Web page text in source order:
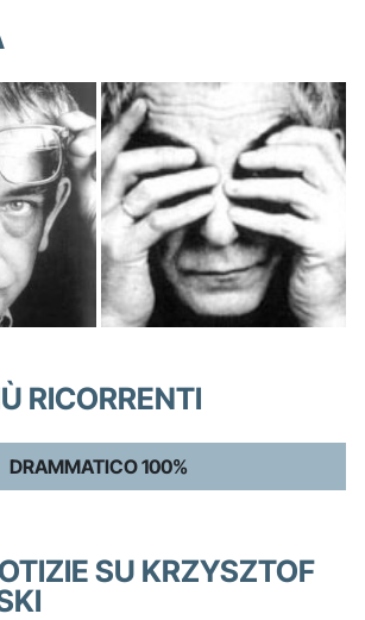
RICORRENTI
DRAMMATICO 100%
SU KRZYSZTOF